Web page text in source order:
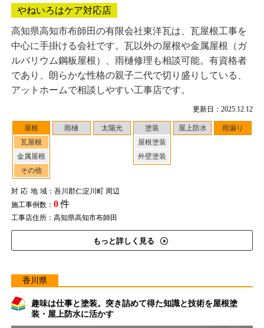
更新日：2025.12.12
屋根
瓦屋根
金属屋根
その他
雨樋 太陽光
塗装
屋根塗装
外壁塗装
屋上防水 雨漏り
対応地域：吾川郡仁淀川町 周辺
施工事例数： 0件
工事店住所：高知県高知市布師田
もっと詳しく見る
やねいろはケア対応店
高知県高知市布師田の有限会社東洋瓦は、瓦屋根工事を
中心に手掛ける会社です。瓦以外の屋根や金属屋根（ガ
ルバリウム鋼板屋根）、雨樋修理も相談可能。有資格者
であり、朗らかな性格の親子二代で切り盛りしている、
アットホームで相談しやすい工事店です。
香川県
趣味は仕事と塗装。突き詰めて得た知識と技術を屋根塗
装・屋上防水に活かす